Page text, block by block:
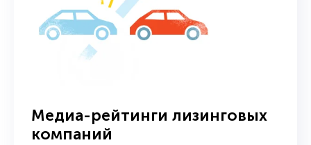
Медиа-рейтинги лизинговых
компаний